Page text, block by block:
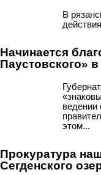
В
Начинается
Паустовского»
ведении
этом...
Прокуратура
Сегденского